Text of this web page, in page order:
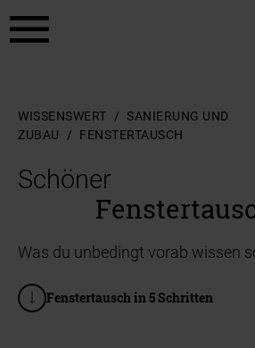
WISSENSWERT
SANIERUNG UND
ZUBAU
FENSTERTAUSCH
Schöner
Was du unbedingt vorab wissen
Fenstertausch in 5 Schritten